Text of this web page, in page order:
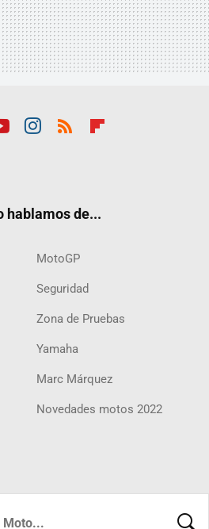
hablamos de...
MotoGP
Seguridad
Zona de Pruebas
Yamaha
Marc Márquez
Novedades motos 2022